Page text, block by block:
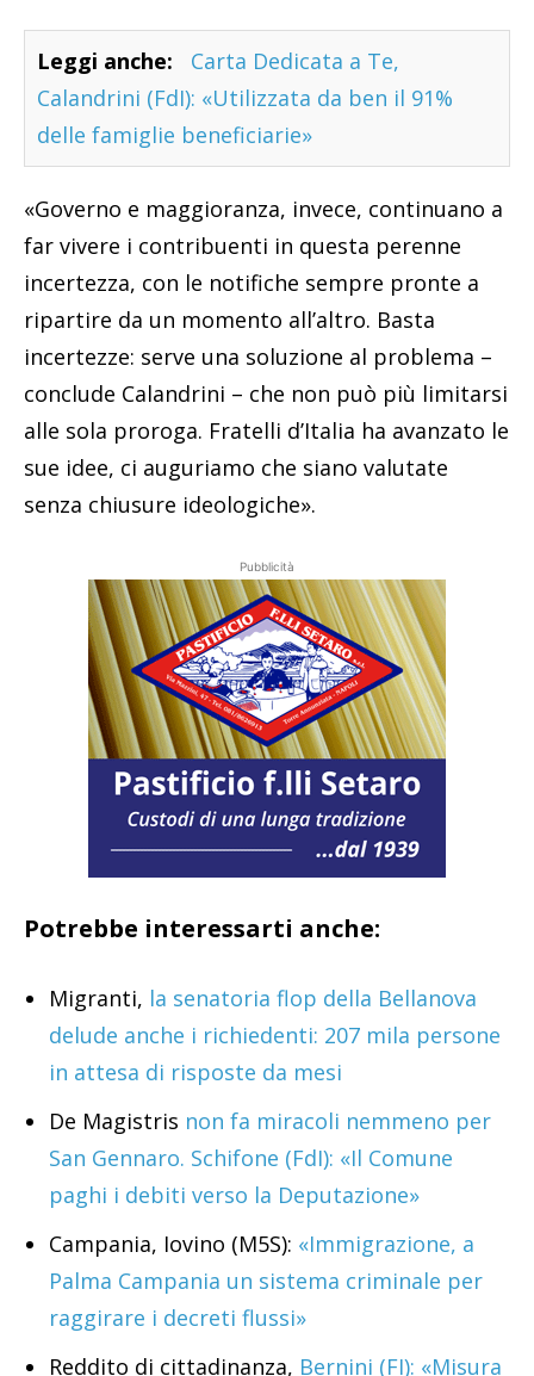
Leggi anche:
Carta Dedicata a Te,
Calandrini (FdI): «Utilizzata da ben il 91%
delle famiglie beneficiarie»
«Governo e maggioranza, invece, continuano a
far vivere i contribuenti in questa perenne
incertezza, con le notifiche sempre pronte a
ripartire da un momento all’altro. Basta
incertezze: serve una soluzione al problema –
conclude Calandrini – che non può più limitarsi
alle sola proroga. Fratelli d’Italia ha avanzato le
sue idee, ci auguriamo che siano valutate
senza chiusure ideologiche».
Pubblicità
Potrebbe interessarti anche:
Migranti, la senatoria flop della Bellanova
delude anche i richiedenti: 207 mila persone
in attesa di risposte da mesi
De Magistris non fa miracoli nemmeno per
San Gennaro. Schifone (FdI): «Il Comune
paghi i debiti verso la Deputazione»
Campania, Iovino (M5S): «Immigrazione, a
Palma Campania un sistema criminale per
raggirare i decreti flussi»
Reddito di cittadinanza, Bernini (FI): «Misura